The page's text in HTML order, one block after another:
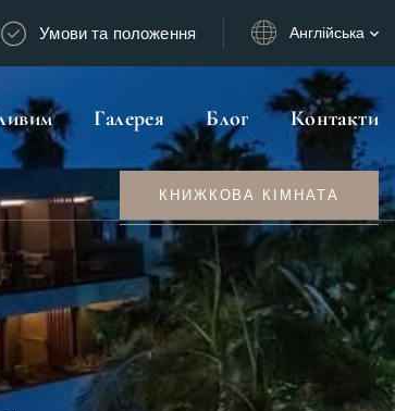
Умови та положення Англійська
Галерея Блог Контакти
КНИЖКОВА КІМНАТА